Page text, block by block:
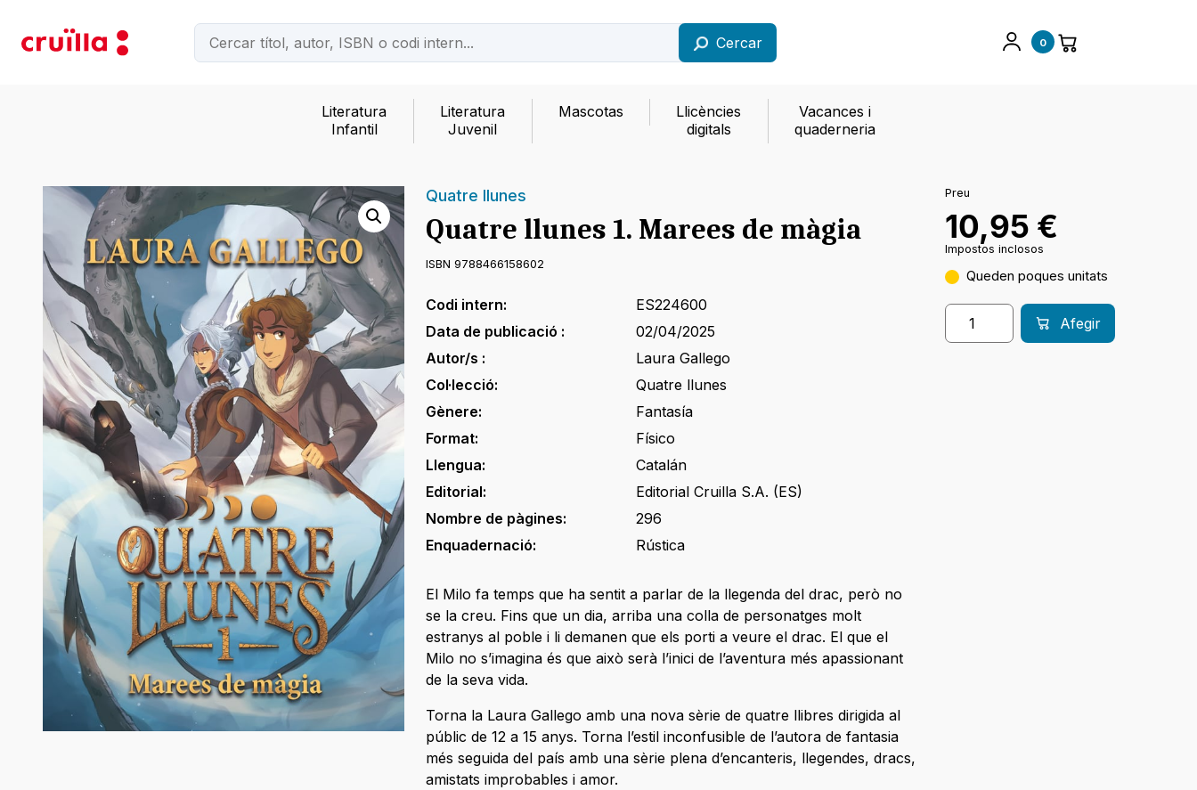
Cercar 0
Literatura
Infantil
Literatura
Juvenil
Mascotas
Llicències
digitals
Vacances i
quaderneria
Quatre llunes
Quatre llunes 1. Marees de màgia
ISBN 9788466158602
Codi intern:
ES224600
Data de publicació :
02/04/2025
Autor/s :
Laura Gallego
Col·lecció:
Quatre llunes
Gènere:
Fantasía
Format:
Físico
Llengua:
Catalán
Editorial:
Editorial Cruilla S.A. (ES)
Nombre de pàgines:
296
Enquadernació:
Rústica
El Milo fa temps que ha sentit a parlar de la llegenda del drac, però no
se la creu. Fins que un dia, arriba una colla de personatges molt
estranys al poble i li demanen que els porti a veure el drac. El que el
Milo no s’imagina és que això serà l’inici de l’aventura més apassionant
de la seva vida.
Torna la Laura Gallego amb una nova sèrie de quatre llibres dirigida al
públic de 12 a 15 anys. Torna l’estil inconfusible de l’autora de fantasia
més seguida del país amb una sèrie plena d’encanteris, llegendes, dracs,
amistats improbables i amor.
Preu
10,95 €
Impostos inclosos
Queden poques unitats
Afegir